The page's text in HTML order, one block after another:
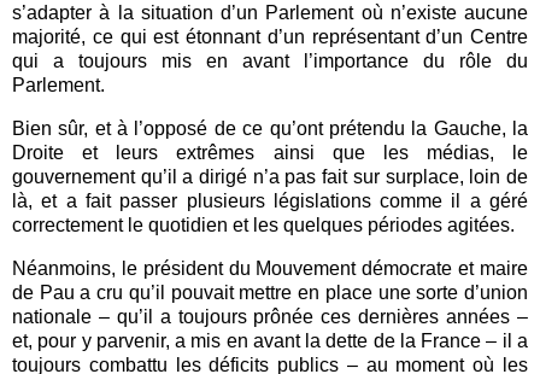
s’adapter à la situation d’un Parlement où n’existe aucune
majorité, ce qui est étonnant d’un représentant d’un Centre
qui a toujours mis en avant l’importance du rôle du
Parlement.
Bien sûr, et à l’opposé de ce qu’ont prétendu la Gauche, la
Droite et leurs extrêmes ainsi que les médias, le
gouvernement qu’il a dirigé n’a pas fait sur surplace, loin de
là, et a fait passer plusieurs législations comme il a géré
correctement le quotidien et les quelques périodes agitées.
Néanmoins, le président du Mouvement démocrate et maire
de Pau a cru qu’il pouvait mettre en place une sorte d’union
nationale – qu’il a toujours prônée ces dernières années –
et, pour y parvenir, a mis en avant la dette de la France – il a
toujours combattu les déficits publics – au moment où les